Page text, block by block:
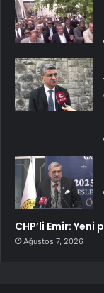
CHP’li Emir:
Ağustos 7, 2026